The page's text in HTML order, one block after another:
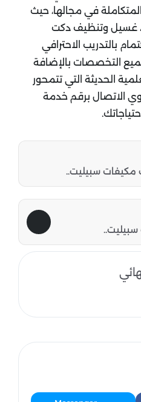
في مجالها، حيث
غسيل وتنظيف دكت
بالتدريب الاحترافي
التخصصات بالإضافة
الحديثة التي تتمحور
الاتصال برقم خدمة
مكيفات سبيليت..
سبيليت..